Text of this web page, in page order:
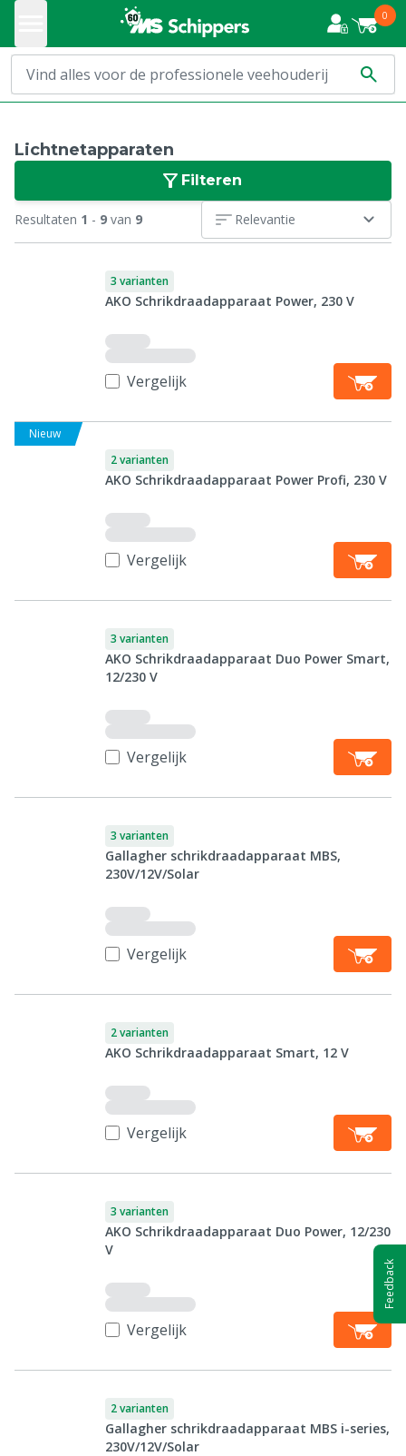
0
Lichtnetapparaten
Filteren
Resultaten 1 - 9 van 9 Relevantie
3 varianten
AKO Schrikdraadapparaat Power, 230 V
Vergelijk
Nieuw
2 varianten
AKO Schrikdraadapparaat Power Profi, 230 V
Vergelijk
3 varianten
AKO Schrikdraadapparaat Duo Power Smart,
12/230 V
Vergelijk
3 varianten
Gallagher schrikdraadapparaat MBS,
230V/12V/Solar
Vergelijk
2 varianten
AKO Schrikdraadapparaat Smart, 12 V
Vergelijk
3 varianten
AKO Schrikdraadapparaat Duo Power, 12/230
V
Vergelijk
2 varianten
Gallagher schrikdraadapparaat MBS i-series,
230V/12V/Solar
Feedback